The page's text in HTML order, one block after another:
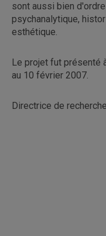
sont aussi bien
psychanalytique,
esthétique.
Le projet fut présenté
au 10 février 2007.
Directrice de